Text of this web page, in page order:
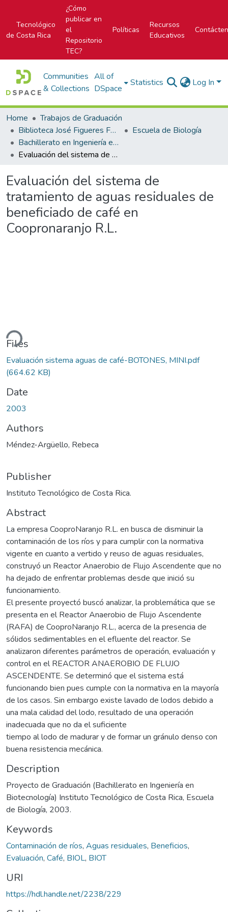
Tecnológico
de Costa Rica
¿Cómo
publicar en
el
Repositorio
TEC?
Políticas
Recursos
Educativos
Communities
& Collections
All of
DSpace
Statistics Log In
Home
Trabajos de Graduación
Biblioteca José Figueres Ferrer
Escuela de Biología
Bachillerato en Ingeniería en Biotecnología
Evaluación del sistema de tratamiento de aguas residuales de beneficiado de café en Coopronaranjo R.L.
Evaluación del sistema de
tratamiento de aguas residuales de
beneficiado de café en
Coopronaranjo R.L.
Files
Evaluación sistema aguas de café-BOTONES, MINI.pdf
(664.62 KB)
Date
2003
Authors
Méndez-Argüello, Rebeca
Publisher
Instituto Tecnológico de Costa Rica.
Abstract
La empresa CooproNaranjo R.L. en busca de disminuir la
contaminación de los ríos y para cumplir con la normativa
vigente en cuanto a vertido y reuso de aguas residuales,
construyó un Reactor Anaerobio de Flujo Ascendente que no
ha dejado de enfrentar problemas desde que inició su
funcionamiento.
El presente proyectó buscó analizar, la problemática que se
presenta en el Reactor Anaerobio de Flujo Ascendente
(RAFA) de CooproNaranjo R.L., acerca de la presencia de
sólidos sedimentables en el efluente del reactor. Se
analizaron diferentes parámetros de operación, evaluación y
control en el REACTOR ANAEROBIO DE FLUJO
ASCENDENTE. Se determinó que el sistema está
funcionando bien pues cumple con la normativa en la mayoría
de los casos. Sin embargo existe lavado de lodos debido a
una mala calidad del lodo, resultado de una operación
inadecuada que no da el suficiente
tiempo al lodo de madurar y de formar un gránulo denso con
buena resistencia mecánica.
Description
Proyecto de Graduación (Bachillerato en Ingeniería en
Biotecnología) Instituto Tecnológico de Costa Rica, Escuela
de Biología, 2003.
Keywords
Contaminación de ríos, Aguas residuales, Beneficios,
Evaluación, Café, BIOL, BIOT
URI
https://hdl.handle.net/2238/229